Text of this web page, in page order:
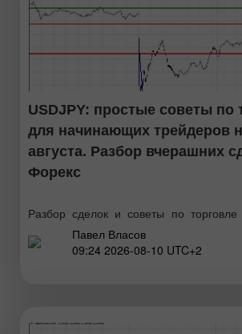
USDJPY: простые советы по
для начинающих трейдеров
августа. Разбор вчерашних
Форекс
Разбор сделок и советы по торговле
Тест цены 158.20 пришелся на момент,
MACD только начинал движение
Павел Власов
09:24 2026-08-10 UTC+2